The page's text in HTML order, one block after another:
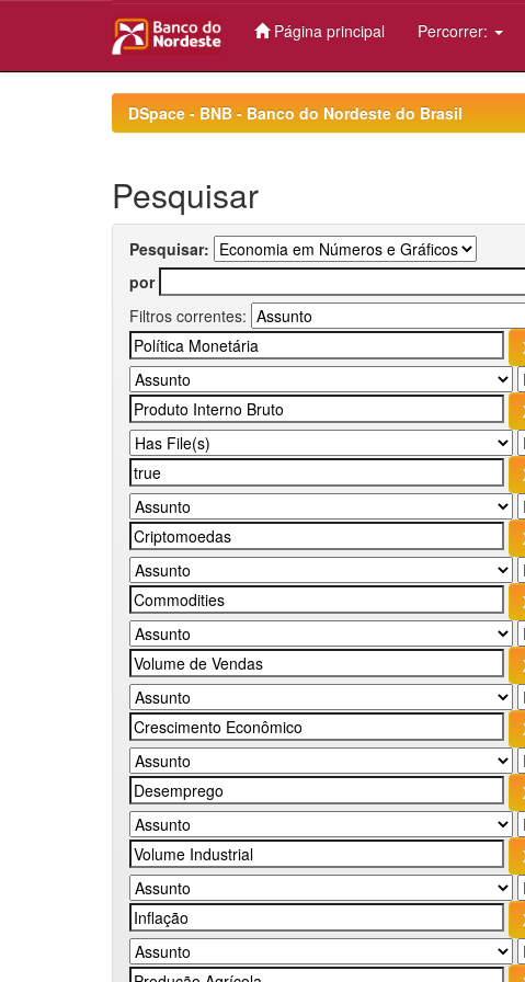
Página principal Percorrer:
DSpace - BNB - Banco do Nordeste do Brasil
Pesquisar
Pesquisar:
por
Filtros correntes: